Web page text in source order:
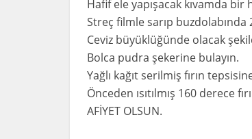
Hafif ele yapışacak kıvamda
Streç filmle sarıp buzdolabında
Ceviz büyüklüğünde olacak
Bolca pudra şekerine bulayın.
Yağlı kağıt serilmiş fırın
Önceden ısıtılmış 160 derece
AFİYET OLSUN.